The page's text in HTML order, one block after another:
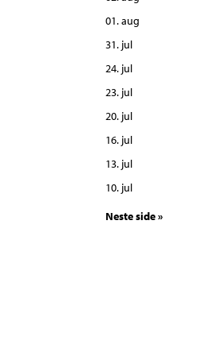
01. aug
31. jul
24. jul
23. jul
20. jul
16. jul
13. jul
10. jul
Neste side »